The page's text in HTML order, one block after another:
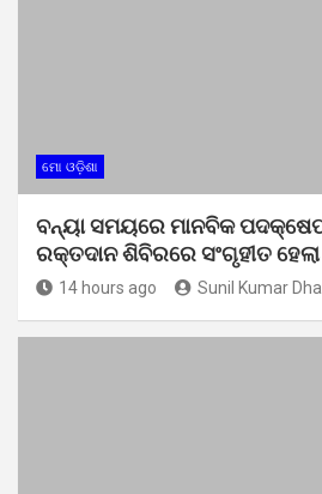
ମୋ ଓଡ଼ିଶା
ବନ୍ୟା ସମୟରେ ମାନବିକ
ରକ୍ତଦାନ ଶିବିରରେ ସଂଗୃହୀତ
14 hours ago Sunil Kumar